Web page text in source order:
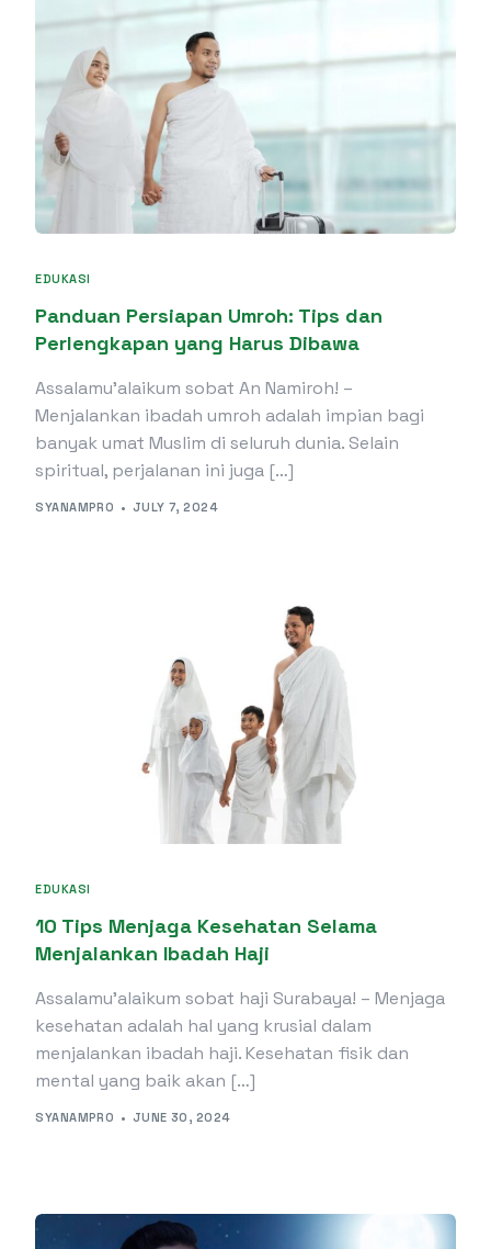
EDUKASI
Panduan Persiapan Umroh: Tips dan
Perlengkapan yang Harus Dibawa
Assalamu’alaikum sobat An Namiroh! –
Menjalankan ibadah umroh adalah impian bagi
banyak umat Muslim di seluruh dunia. Selain
spiritual, perjalanan ini juga […]
SYANAMPRO JULY 7, 2024
EDUKASI
10 Tips Menjaga Kesehatan Selama
Menjalankan Ibadah Haji
Assalamu’alaikum sobat haji Surabaya! – Menjaga
kesehatan adalah hal yang krusial dalam
menjalankan ibadah haji. Kesehatan fisik dan
mental yang baik akan […]
SYANAMPRO JUNE 30, 2024